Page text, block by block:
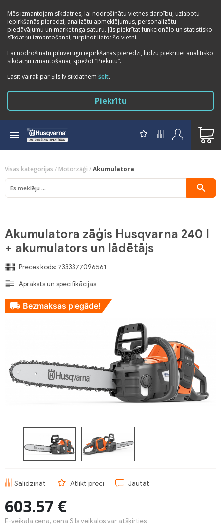
Mēs izmantojam sīkdatnes, lai nodrošinātu vietnes darbību, uzlabotu
iepirkšanās pieredzi, analizētu apmeklējumus, personalizētu
piedāvājumu un marketinga saturu. Jūs piekrītat funkcionālo un statistisko
sīkdatņu izmantošanai, turpinot lietot šo vietni.
Lai nodrošinātu pilnvērtīgu iepirkšanās pieredzi, lūdzu piekrītiet analītisko
sīkdatņu izmantošanai, spiežot “Piekrītu”.
Lasīt vairāk par Sils.lv sīkdatnēm šeit.
Piekrītu
Visas kategorijas / Motorzāģi /Akumulatora
Akumulatora zāģis Husqvarna 240 I
+ akumulators un lādētājs
Preces kods: 7333377096561
Apraksts un specifikācijas
Bezmaksas piegāde!
Previous
Salīdzināt Atlikt preci Jautāt
603.57 €
E-veikala cena, cena Sils veikalos var atšķirties